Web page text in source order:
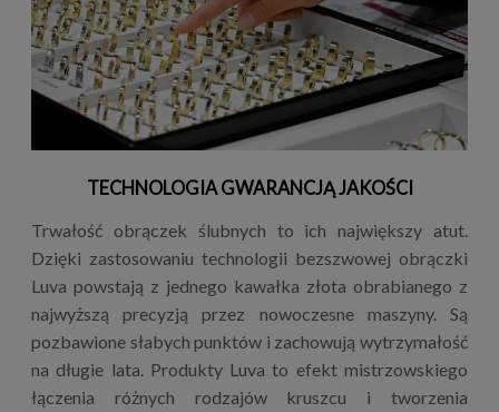
TECHNOLOGIA GWARANCJĄ JAKOŚCI
Trwałość obrączek ślubnych to ich największy atut.
Dzięki zastosowaniu technologii bezszwowej obrączki
Luva powstają z jednego kawałka złota obrabianego z
najwyższą precyzją przez nowoczesne maszyny. Są
pozbawione słabych punktów i zachowują wytrzymałość
na długie lata. Produkty Luva to efekt mistrzowskiego
łączenia różnych rodzajów kruszcu i tworzenia